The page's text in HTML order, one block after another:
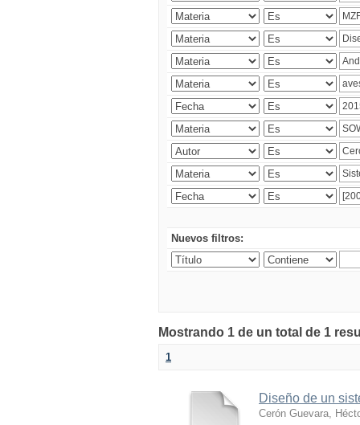
Nuevos filtros:
Mostrando 1 de un total de 1
1
Diseño de un
Cerón Guevara,